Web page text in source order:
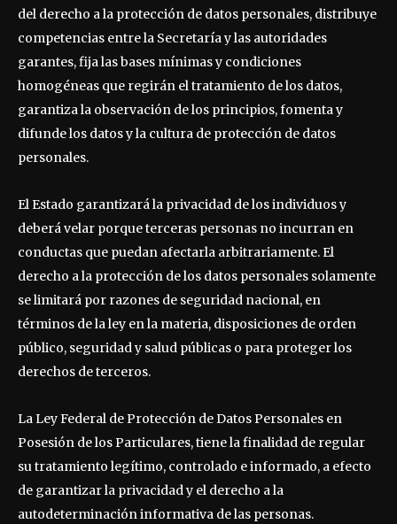
del derecho a la protección de datos personales, distribuye
competencias entre la Secretaría y las autoridades
garantes, fija las bases mínimas y condiciones
homogéneas que regirán el tratamiento de los datos,
garantiza la observación de los principios, fomenta y
difunde los datos y la cultura de protección de datos
personales.
El Estado garantizará la privacidad de los individuos y
deberá velar porque terceras personas no incurran en
conductas que puedan afectarla arbitrariamente. El
derecho a la protección de los datos personales solamente
se limitará por razones de seguridad nacional, en
términos de la ley en la materia, disposiciones de orden
público, seguridad y salud públicas o para proteger los
derechos de terceros.
La Ley Federal de Protección de Datos Personales en
Posesión de los Particulares, tiene la finalidad de regular
su tratamiento legítimo, controlado e informado, a efecto
de garantizar la privacidad y el derecho a la
autodeterminación informativa de las personas.